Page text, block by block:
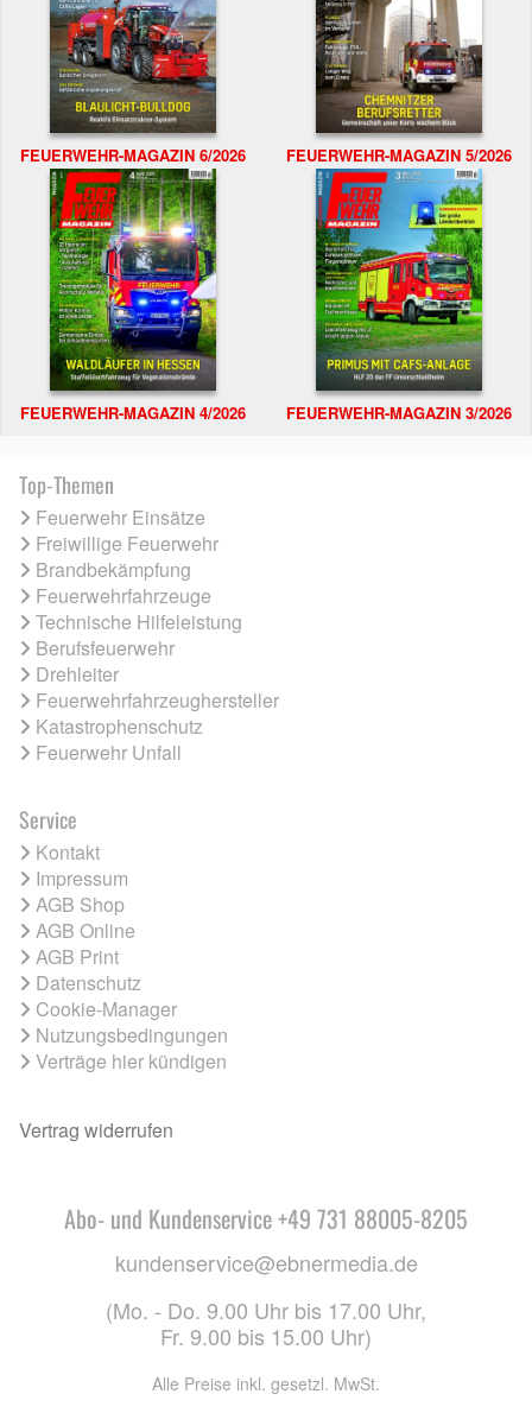
FEUERWEHR-MAGAZIN 6/2026 FEUERWEHR-MAGAZIN 5/2026
FEUERWEHR-MAGAZIN 4/2026 FEUERWEHR-MAGAZIN 3/2026
Top-Themen
Feuerwehr Einsätze
Freiwillige Feuerwehr
Brandbekämpfung
Feuerwehrfahrzeuge
Technische Hilfeleistung
Berufsfeuerwehr
Drehleiter
Feuerwehrfahrzeughersteller
Katastrophenschutz
Feuerwehr Unfall
Service
Kontakt
Impressum
AGB Shop
AGB Online
AGB Print
Datenschutz
Cookie-Manager
Nutzungsbedingungen
Verträge hier kündigen
Vertrag widerrufen
Abo- und Kundenservice +49 731 88005-8205
kundenservice@ebnermedia.de
(Mo. - Do. 9.00 Uhr bis 17.00 Uhr,
Fr. 9.00 bis 15.00 Uhr)
Alle Preise inkl. gesetzl. MwSt.